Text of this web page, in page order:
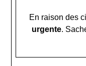
En raison des
urgente.